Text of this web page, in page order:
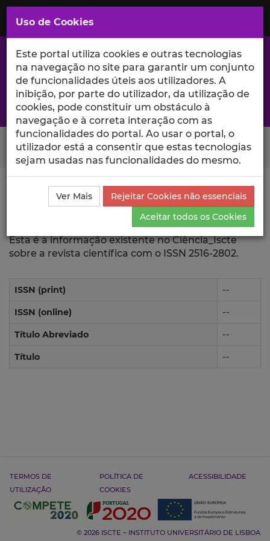
Saltar
para
Conteúdo
Principal
A excelência da investigação e ciência no Iscte
Search Button
Ciência_Iscte Revista Científica
Esta é a informação existente no Ciência_Iscte
sobre a revista científica com o ISSN 2516-2802.
ISSN (print) --
ISSN (online) --
Título Abreviado --
Título --
TERMOS DE
UTILIZAÇÃO
POLÍTICA DE
COOKIES
ACESSIBILIDADE
© 2026 ISCTE – INSTITUTO UNIVERSITÁRIO DE LISBOA
Uso de Cookies
Este portal utiliza cookies e outras tecnologias
na navegação no site para garantir um conjunto
de funcionalidades úteis aos utilizadores. A
inibição, por parte do utilizador, da utilização de
cookies, pode constituir um obstáculo à
navegação e à correta interação com as
funcionalidades do portal. Ao usar o portal, o
utilizador está a consentir que estas tecnologias
sejam usadas nas funcionalidades do mesmo.
Ver Mais
Rejeitar Cookies não essenciais
Aceitar todos os Cookies